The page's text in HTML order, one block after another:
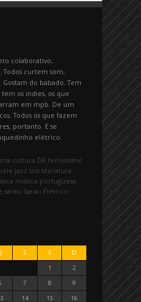
colaborativo,
Todos curtem som,
do babado. Tem
os indies, os que
em mpb. De um
Todos os que fazem
portanto. E se
elétrico.
cultura DR feminismo
jazz leis literatura
música portuguesa
sarau Sarau Elétrico
S S
D
1
2
7 8
9
14 15 16